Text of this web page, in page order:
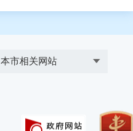
本市相关网站